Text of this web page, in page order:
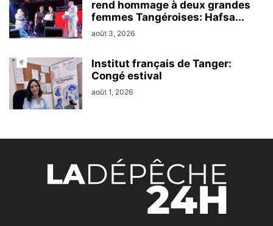
rend hommage à deux grandes
femmes Tangéroises: Hafsa...
août 3, 2026
Institut français de Tanger:
Congé estival
août 1, 2026